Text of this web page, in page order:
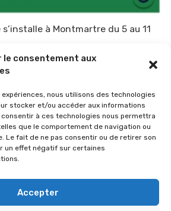
le consentement aux
nous utilisons des technologies
stocker et/ou accéder aux informations
à ces technologies nous permettra
que le comportement de navigation ou
Le fait de ne pas consentir ou de retirer son
un effet négatif sur certaines
Accepter
à Montmartre du 5 au 11
2015